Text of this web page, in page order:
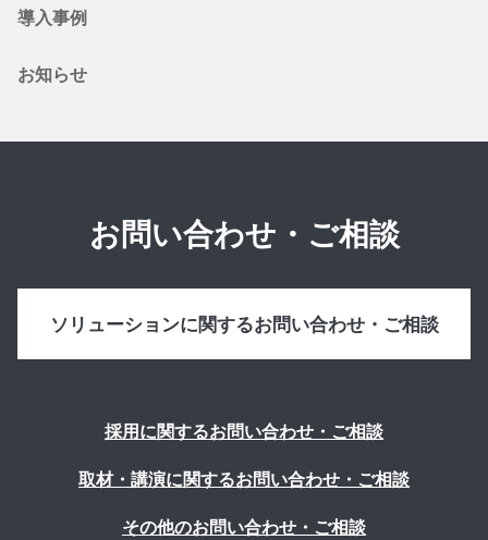
導入事例
お知らせ
お問い合わせ・ご相談
ソリューションに関するお問い合わせ・ご相談
採用に関するお問い合わせ・ご相談
取材・講演に関するお問い合わせ・ご相談
その他のお問い合わせ・ご相談